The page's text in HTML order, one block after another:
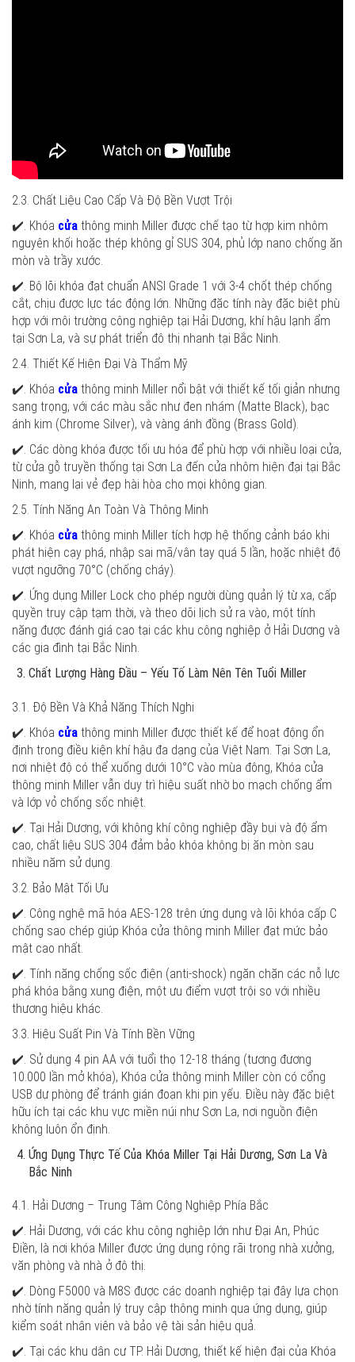
2.3. Chất Liệu Cao Cấp Và Độ Bền Vượt Trội
✔️. Khóa cửa thông minh Miller được chế tạo từ hợp kim nhôm
nguyên khối hoặc thép không gỉ SUS 304, phủ lớp nano chống ăn
mòn và trầy xước.
✔️. Bộ lõi khóa đạt chuẩn ANSI Grade 1 với 3-4 chốt thép chống
cắt, chịu được lực tác động lớn. Những đặc tính này đặc biệt phù
hợp với môi trường công nghiệp tại Hải Dương, khí hậu lạnh ẩm
tại Sơn La, và sự phát triển đô thị nhanh tại Bắc Ninh.
2.4. Thiết Kế Hiện Đại Và Thẩm Mỹ
✔️. Khóa cửa thông minh Miller nổi bật với thiết kế tối giản nhưng
sang trọng, với các màu sắc như đen nhám (Matte Black), bạc
ánh kim (Chrome Silver), và vàng ánh đồng (Brass Gold).
✔️. Các dòng khóa được tối ưu hóa để phù hợp với nhiều loại cửa,
từ cửa gỗ truyền thống tại Sơn La đến cửa nhôm hiện đại tại Bắc
Ninh, mang lại vẻ đẹp hài hòa cho mọi không gian.
2.5. Tính Năng An Toàn Và Thông Minh
✔️. Khóa cửa thông minh Miller tích hợp hệ thống cảnh báo khi
phát hiện cạy phá, nhập sai mã/vân tay quá 5 lần, hoặc nhiệt độ
vượt ngưỡng 70°C (chống cháy).
✔️. Ứng dụng Miller Lock cho phép người dùng quản lý từ xa, cấp
quyền truy cập tạm thời, và theo dõi lịch sử ra vào, một tính
năng được đánh giá cao tại các khu công nghiệp ở Hải Dương và
các gia đình tại Bắc Ninh.
Chất Lượng Hàng Đầu – Yếu Tố Làm Nên Tên Tuổi Miller
3.1. Độ Bền Và Khả Năng Thích Nghi
✔️. Khóa cửa thông minh Miller được thiết kế để hoạt động ổn
định trong điều kiện khí hậu đa dạng của Việt Nam. Tại Sơn La,
nơi nhiệt độ có thể xuống dưới 10°C vào mùa đông, Khóa cửa
thông minh Miller vẫn duy trì hiệu suất nhờ bo mạch chống ẩm
và lớp vỏ chống sốc nhiệt.
✔️. Tại Hải Dương, với không khí công nghiệp đầy bụi và độ ẩm
cao, chất liệu SUS 304 đảm bảo khóa không bị ăn mòn sau
nhiều năm sử dụng.
3.2. Bảo Mật Tối Ưu
✔️. Công nghệ mã hóa AES-128 trên ứng dụng và lõi khóa cấp C
chống sao chép giúp Khóa cửa thông minh Miller đạt mức bảo
mật cao nhất.
✔️. Tính năng chống sốc điện (anti-shock) ngăn chặn các nỗ lực
phá khóa bằng xung điện, một ưu điểm vượt trội so với nhiều
thương hiệu khác.
3.3. Hiệu Suất Pin Và Tính Bền Vững
✔️. Sử dụng 4 pin AA với tuổi thọ 12-18 tháng (tương đương
10.000 lần mở khóa), Khóa cửa thông minh Miller còn có cổng
USB dự phòng để tránh gián đoạn khi pin yếu. Điều này đặc biệt
hữu ích tại các khu vực miền núi như Sơn La, nơi nguồn điện
không luôn ổn định.
Ứng Dụng Thực Tế Của Khóa Miller Tại Hải Dương, Sơn La Và
Bắc Ninh
4.1. Hải Dương – Trung Tâm Công Nghiệp Phía Bắc
✔️. Hải Dương, với các khu công nghiệp lớn như Đại An, Phúc
Điền, là nơi khóa Miller được ứng dụng rộng rãi trong nhà xưởng,
văn phòng và nhà ở đô thị.
✔️. Dòng F5000 và M8S được các doanh nghiệp tại đây lựa chọn
nhờ tính năng quản lý truy cập thông minh qua ứng dụng, giúp
kiểm soát nhân viên và bảo vệ tài sản hiệu quả.
✔️. Tại các khu dân cư TP. Hải Dương, thiết kế hiện đại của Khóa